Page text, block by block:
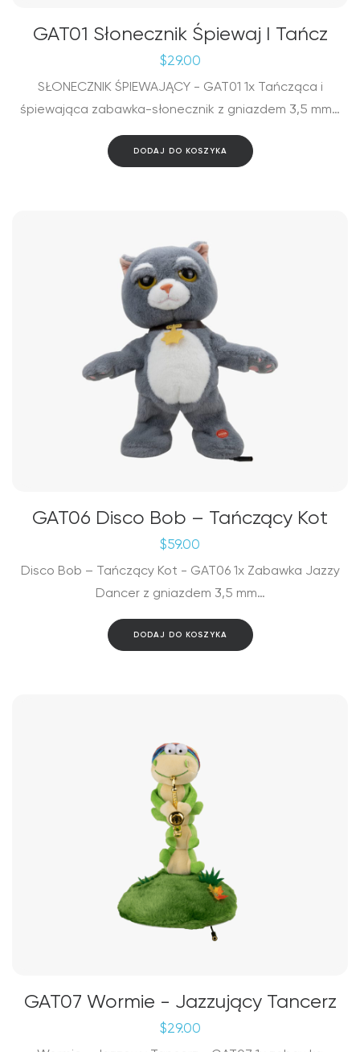
GAT01 Słonecznik Śpiewaj I Tańcz
$29.00
SŁONECZNIK ŚPIEWAJĄCY - GAT01 1x Tańcząca i
śpiewająca zabawka-słonecznik z gniazdem 3,5 mm…
DODAJ DO KOSZYKA
GAT06 Disco Bob – Tańczący Kot
$59.00
Disco Bob – Tańczący Kot - GAT06 1x Zabawka Jazzy
Dancer z gniazdem 3,5 mm…
DODAJ DO KOSZYKA
GAT07 Wormie - Jazzujący Tancerz
$29.00